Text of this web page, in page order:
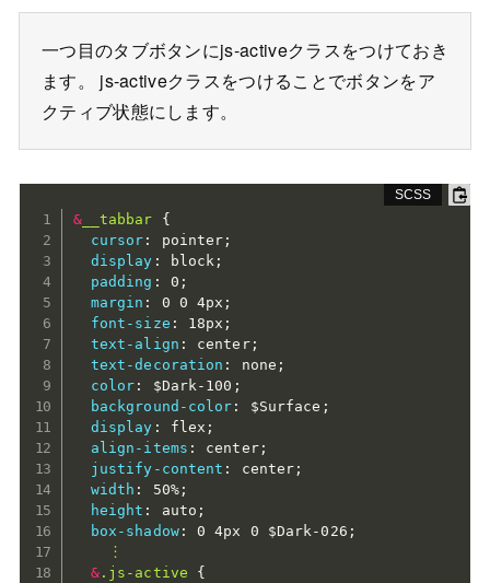
一つ目のタブボタンにjs-activeクラスをつけておき
ます。 js-activeクラスをつけることでボタンをア
クティブ状態にします。
&__tabbar {
cursor : pointer ;
display : block ;
padding : 0 ;
margin : 0 0 4px ;
font-size : 18px ;
text-align : center;
text-decoration : none ;
color : $Dark-100 ;
background-color : $Surface ;
display : flex ;
align-items : center;
justify-content : center ;
width : 50%;
height : auto ;
box-shadow: 0 4px 0 $Dark-026 ;
︙
&.js-active {